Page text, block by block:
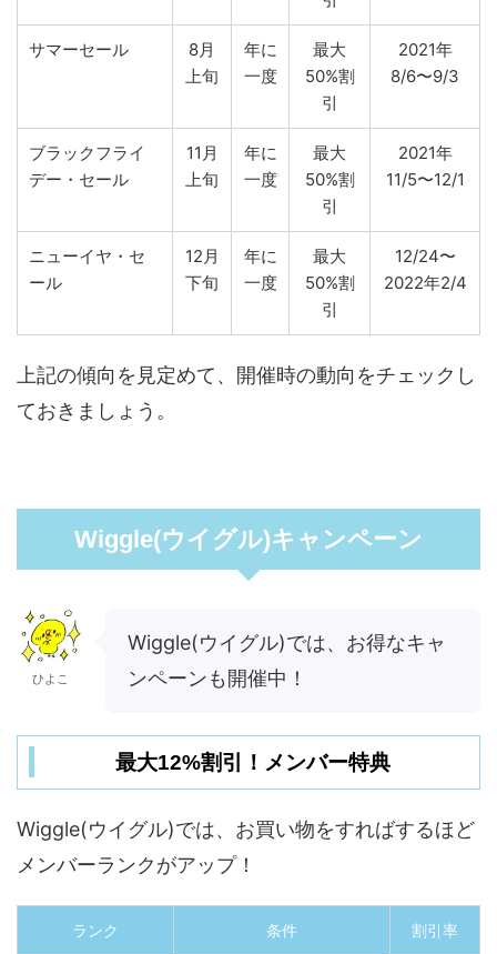
サマーセール
8月
上旬
年に
一度
最大
50%割
引
2021年
8/6〜9/3
ブラックフライ
デー・セール
11月
上旬
年に
一度
最大
50%割
引
2021年
11/5〜12/1
ニューイヤ・セ
ール
12月
下旬
年に
一度
最大
50%割
引
12/24〜
2022年2/4
上記の傾向を見定めて、開催時の動向をチェックし
ておきましょう。
Wiggle(ウイグル)キャンペーン
ひよこ
Wiggle(ウイグル)では、お得なキャ
ンペーンも開催中！
最大12%割引！メンバー特典
Wiggle(ウイグル)では、お買い物をすればするほど
メンバーランクがアップ！
ランク 条件 割引率